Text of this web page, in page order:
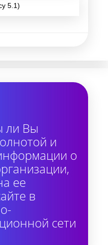
5.1)
ли Вы
и
о
ее
в
сети